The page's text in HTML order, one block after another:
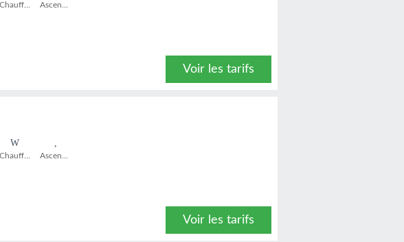
Voir les tarifs
Voir les tarifs